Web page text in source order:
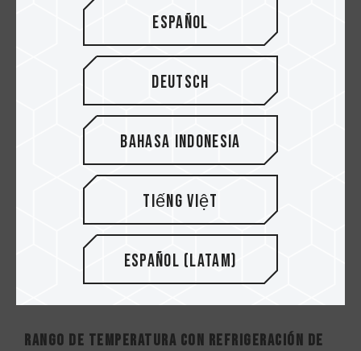
la refrigeración. Pero cuando se utiliza el
módulo de refrigeración líquida para una fuente
de calor dual, la temperatura de funcionamiento
desciende a 52ºC. Estos resultados demuestran
que T-FORCE SIREN DUO360 ofrece un
rendimiento de refrigeración superior.
Rango de temperatura con refrigeración de
Español
Deutsch
Bahasa Indonesia
Tiếng Việt
Español (Latam)